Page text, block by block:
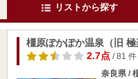
リストから探す
橿原ぽかぽか温泉（旧 極
2.7点/ 81 件
奈良県 /